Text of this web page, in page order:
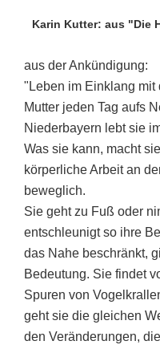
Karin Kutter: aus "Die
aus der Ankündigung:
"Leben im Einklang mit
Mutter jeden Tag aufs
Niederbayern lebt sie
Was sie kann, macht
körperliche Arbeit an
beweglich.
Sie geht zu Fuß oder
entschleunigt so ihre
das Nahe beschränkt,
Bedeutung. Sie findet
Spuren von
geht sie die gleichen
den Veränderungen,